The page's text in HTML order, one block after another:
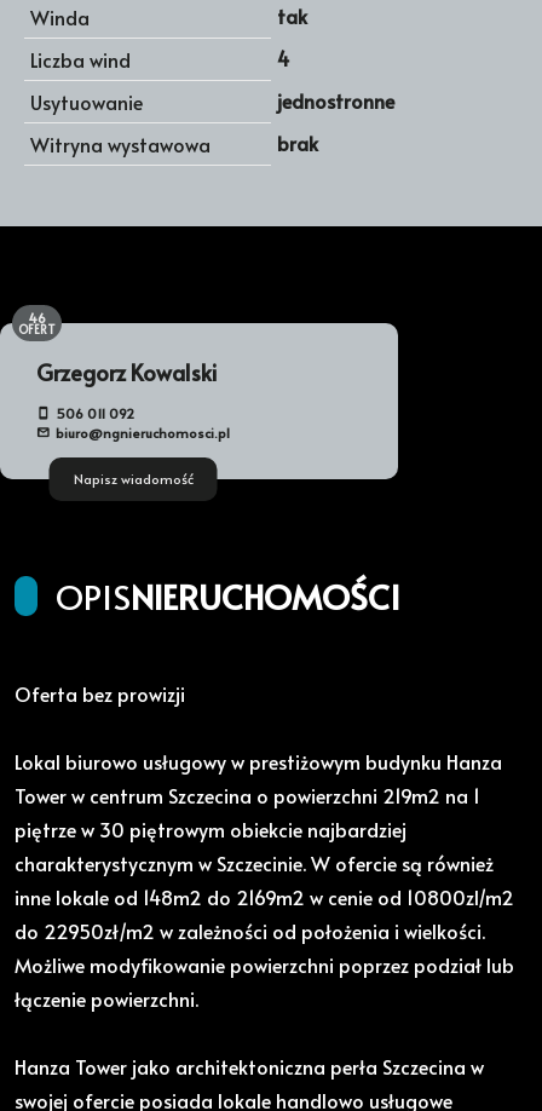
Winda
tak
Liczba wind
4
Usytuowanie
jednostronne
Witryna wystawowa
brak
Grzegorz Kowalski
506 011 092
biuro@ngnieruchomosci.pl
Napisz wiadomość
46
OFERT
OPISNIERUCHOMOŚCI
Oferta bez prowizji
Lokal biurowo usługowy w prestiżowym budynku Hanza
Tower w centrum Szczecina o powierzchni 219m2 na 1
piętrze w 30 piętrowym obiekcie najbardziej
charakterystycznym w Szczecinie. W ofercie są również
inne lokale od 148m2 do 2169m2 w cenie od 10800zl/m2
do 22950zł/m2 w zależności od położenia i wielkości.
Możliwe modyfikowanie powierzchni poprzez podział lub
łączenie powierzchni.
Hanza Tower jako architektoniczna perła Szczecina w
swojej ofercie posiada lokale handlowo usługowe